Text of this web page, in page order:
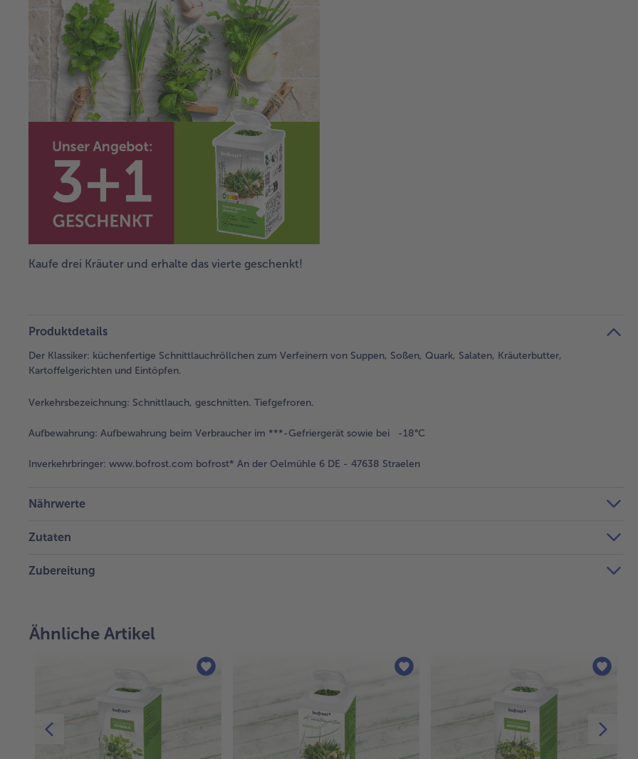
Kaufe drei Kräuter und erhalte das vierte geschenkt!
Produktdetails
Der Klassiker: küchenfertige Schnittlauchröllchen zum Verfeinern von Suppen, Soßen, Quark, Salaten, Kräuterbutter,
Kartoffelgerichten und Eintöpfen.
Verkehrsbezeichnung: Schnittlauch, geschnitten. Tiefgefroren.
Aufbewahrung: Aufbewahrung beim Verbraucher im ***-Gefriergerät sowie bei -18°C
Inverkehrbringer: www.bofrost.com bofrost* An der Oelmühle 6 DE - 47638 Straelen
Nährwerte
Zutaten
Zubereitung
Ähnliche Artikel